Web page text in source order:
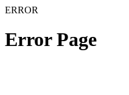
ERROR
Error Page